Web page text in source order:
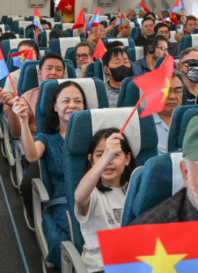
sao
thao
Sản phẩm mới
AI
Tư vấn
giao thông
giao thông
xây dựng